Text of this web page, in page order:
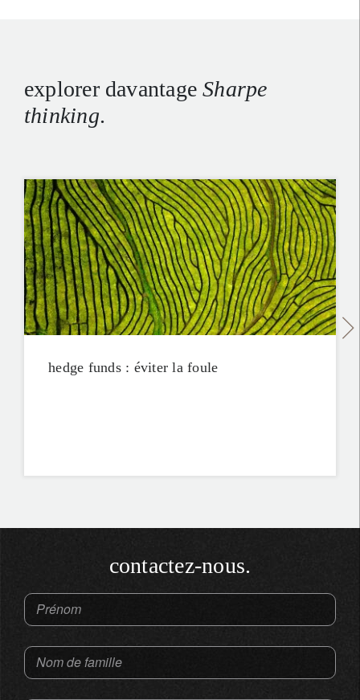
explorer davantageSharpe
thinking.
hedge funds : éviter la foule
contactez-nous.
Prénom
Nom de famille